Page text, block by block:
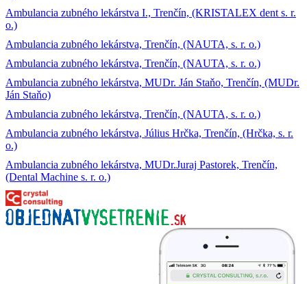
Ambulancia zubného lekárstva I., Trenčín, (KRISTALEX dent s. r.
o.)
Ambulancia zubného lekárstva, Trenčín, (NAUTA, s. r. o.)
Ambulancia zubného lekárstva, Trenčín, (NAUTA, s. r. o.)
Ambulancia zubného lekárstva, MUDr. Ján Staňo, Trenčín, (MUDr.
Ján Staňo)
Ambulancia zubného lekárstva, Trenčín, (NAUTA, s. r. o.)
Ambulancia zubného lekárstva, Július Hrčka, Trenčín, (Hrčka, s. r.
o.)
Ambulancia zubného lekárstva, MUDr.Juraj Pastorek, Trenčín,
(Dental Machine s. r. o.)